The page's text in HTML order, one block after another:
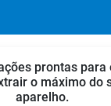
prontas
o máximo do
aparelho.